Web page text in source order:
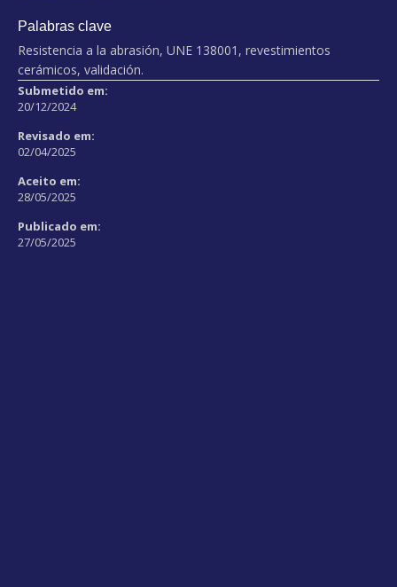
Palabras clave
Resistencia a la abrasión, UNE 138001, revestimientos
cerámicos, validación.
Submetido em:
20/12/2024
Revisado em:
02/04/2025
Aceito em:
28/05/2025
Publicado em:
27/05/2025